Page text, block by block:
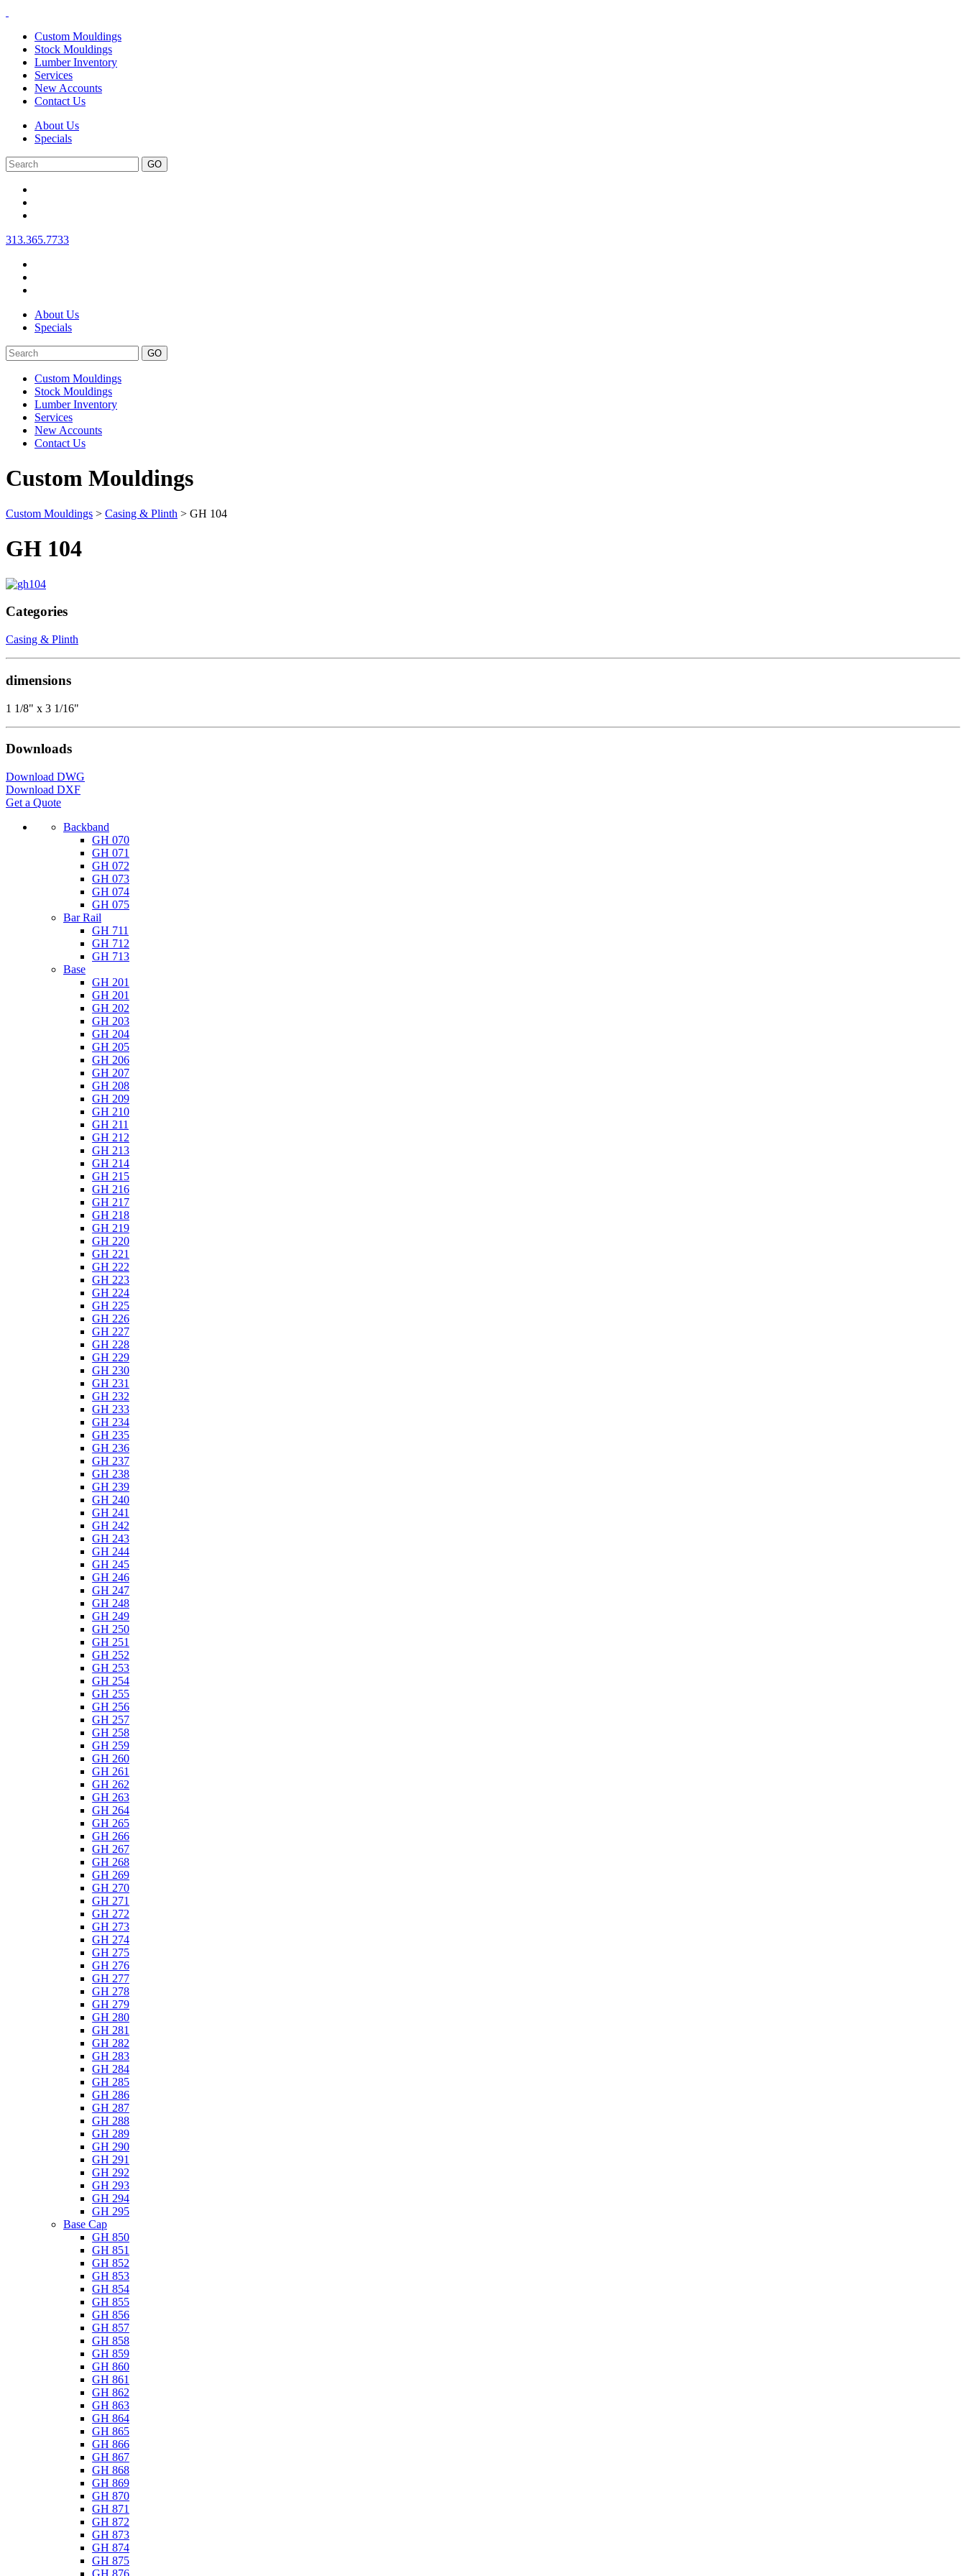
Custom Mouldings
Stock Mouldings
Lumber Inventory
Services
New Accounts
Contact Us
About Us
Specials
Search
313.365.7733
About Us
Specials
Search
Custom Mouldings
Stock Mouldings
Lumber Inventory
Services
New Accounts
Contact Us
Custom Mouldings
Custom Mouldings > Casing & Plinth > GH 104
GH 104
Categories
Casing & Plinth
dimensions
1 1/8" x 3 1/16"
Downloads
Download DWG
Download DXF
Get a Quote
Backband
GH 070
GH 071
GH 072
GH 073
GH 074
GH 075
Bar Rail
GH 711
GH 712
GH 713
Base
GH 201
GH 201
GH 202
GH 203
GH 204
GH 205
GH 206
GH 207
GH 208
GH 209
GH 210
GH 211
GH 212
GH 213
GH 214
GH 215
GH 216
GH 217
GH 218
GH 219
GH 220
GH 221
GH 222
GH 223
GH 224
GH 225
GH 226
GH 227
GH 228
GH 229
GH 230
GH 231
GH 232
GH 233
GH 234
GH 235
GH 236
GH 237
GH 238
GH 239
GH 240
GH 241
GH 242
GH 243
GH 244
GH 245
GH 246
GH 247
GH 248
GH 249
GH 250
GH 251
GH 252
GH 253
GH 254
GH 255
GH 256
GH 257
GH 258
GH 259
GH 260
GH 261
GH 262
GH 263
GH 264
GH 265
GH 266
GH 267
GH 268
GH 269
GH 270
GH 271
GH 272
GH 273
GH 274
GH 275
GH 276
GH 277
GH 278
GH 279
GH 280
GH 281
GH 282
GH 283
GH 284
GH 285
GH 286
GH 287
GH 288
GH 289
GH 290
GH 291
GH 292
GH 293
GH 294
GH 295
Base Cap
GH 850
GH 851
GH 852
GH 853
GH 854
GH 855
GH 856
GH 857
GH 858
GH 859
GH 860
GH 861
GH 862
GH 863
GH 864
GH 865
GH 866
GH 867
GH 868
GH 869
GH 870
GH 871
GH 872
GH 873
GH 874
GH 875
GH 876